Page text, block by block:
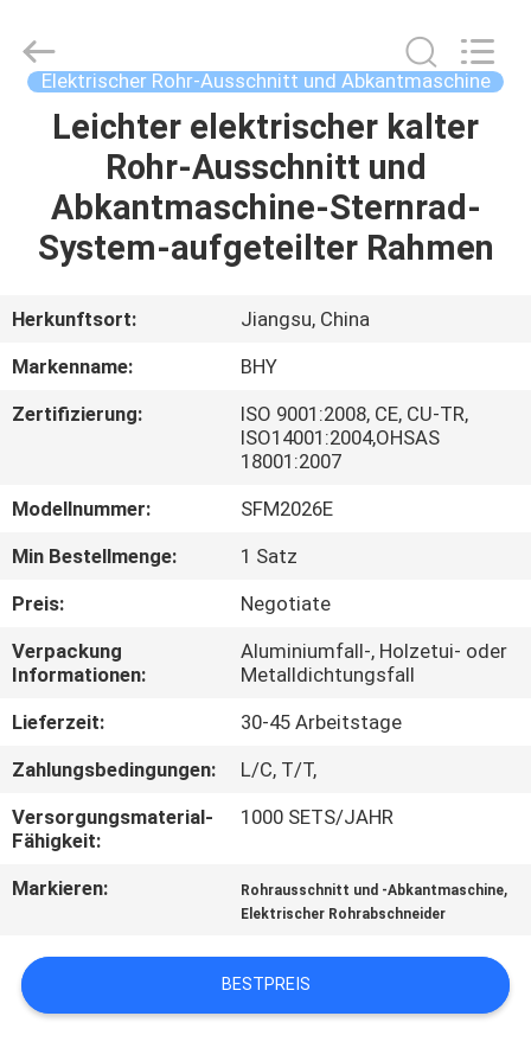
HAUS
PRODUKTE
ÜBER
UNS
AUSFLUG
QUALITÄTSKONTROLLE
SEITENVERZEICHNIS
DATENSCHUTZ-
Material
Technology(Suzhou)Co.,
Elektrischer Rohr-Ausschnitt und Abkantmaschine
Leichter elektrischer kalter
Rohr-Ausschnitt und
Abkantmaschine-Sternrad-
System-aufgeteilter Rahmen
Herkunftsort:
Jiangsu, China
Markenname:
BHY
Zertifizierung:
ISO 9001:2008, CE, CU-TR,
ISO14001:2004,OHSAS
18001:2007
Modellnummer:
SFM2026E
Min Bestellmenge:
1 Satz
Preis:
Negotiate
Verpackung
Informationen:
Aluminiumfall-, Holzetui- oder
Metalldichtungsfall
Lieferzeit:
30-45 Arbeitstage
Zahlungsbedingungen:
L/C, T/T,
Versorgungsmaterial-
Fähigkeit:
1000 SETS/JAHR
Markieren: Rohrausschnitt und -Abkantmaschine,
Elektrischer Rohrabschneider
BESTPREIS